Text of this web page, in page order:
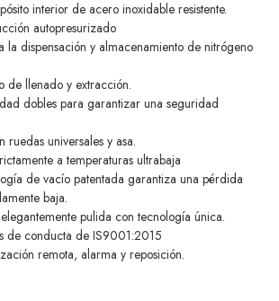
interior de acero inoxidable resistente.
autopresurizado
la dispensación y almacenamiento de nitrógeno
de llenado y extracción.
dobles para garantizar una seguridad
universales y asa.
a temperaturas ultrabaja
de vacío patentada garantiza una pérdida
baja.
pulida con tecnología única.
de conducta de IS9001:2015
remota, alarma y reposición.